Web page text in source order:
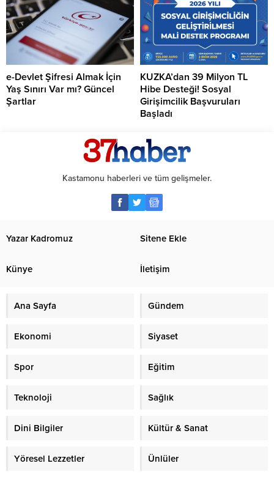
e-Devlet Şifresi Almak İçin
Yaş Sınırı Var mı? Güncel
Şartlar
KUZKA’dan 39 Milyon TL
Hibe Desteği! Sosyal
Girişimcilik Başvuruları
Başladı
Kastamonu haberleri ve tüm gelişmeler.
Yazar Kadromuz Sitene Ekle
Künye İletişim
Ana Sayfa Gündem
Ekonomi Siyaset
Spor Eğitim
Teknoloji Sağlık
Dini Bilgiler Kültür & Sanat
Yöresel Lezzetler Ünlüler